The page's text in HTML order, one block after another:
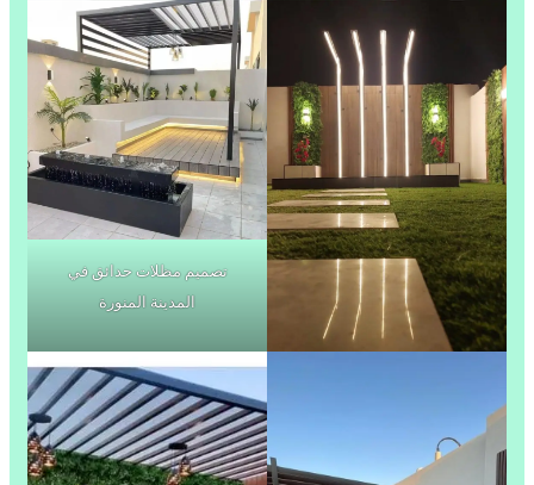
تصميم مظلات حدائق في
المدينة المنورة